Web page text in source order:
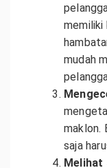
memiliki
mudah
maklon.
saja
Melihat